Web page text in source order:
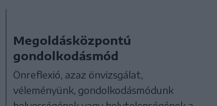
Megoldásközpontú
gondolkodásmód
Önreflexió, azaz önvizsgálat,
véleményünk, gondolkodásmódunk